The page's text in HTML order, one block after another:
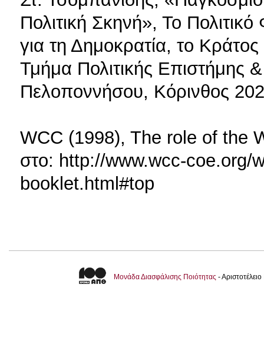
Πολιτική Σκηνή», Το
για τη Δημοκρατία, το
Τμήμα Πολιτικής Επιστήμης
Πελοποννήσου, Κόρινθος
WCC (1998), The role of the
στο: http://www.wcc-coe.org/
booklet.html#top
Μονάδα Διασφάλισης Ποιότητας -